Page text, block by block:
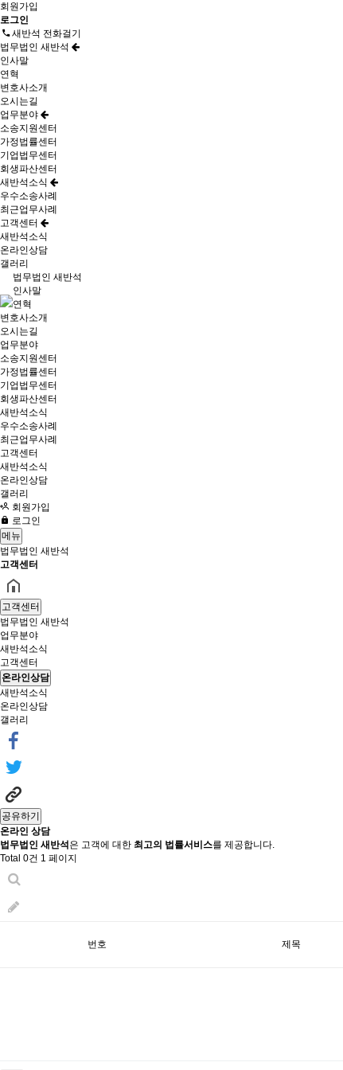
회원가입
로그인
새반석 전화걸기
법무법인 새반석
인사말
연혁
변호사소개
오시는길
업무분야
소송지원센터
가정법률센터
기업법무센터
회생파산센터
새반석소식
우수소송사례
최근업무사례
고객센터
새반석소식
온라인상담
갤러리
법무법인 새반석
인사말
연혁
변호사소개
오시는길
업무분야
소송지원센터
가정법률센터
기업법무센터
회생파산센터
새반석소식
우수소송사례
최근업무사례
고객센터
새반석소식
온라인상담
갤러리
회원가입
로그인
메뉴
법무법인 새반석
고객센터
고객센터
법무법인 새반석
업무분야
새반석소식
고객센터
온라인상담
새반석소식
온라인상담
갤러리
공유하기
온라인 상담
법무법인 새반석 은 고객에 대한 최고의 법률서비스를 제공합니다.
Total 0건 1 페이지
번호 제목